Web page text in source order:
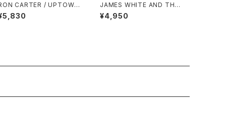
CARTER / UPTOWN
JAMES WHITE AND THE
BLACKS / SAX MANIAC
¥4,950